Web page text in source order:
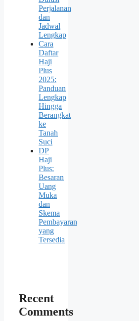
Perjalanan
dan
Jadwal
Lengkap
Cara
Daftar
Haji
Plus
2025:
Panduan
Lengkap
Hingga
Berangkat
ke
Tanah
Suci
DP
Haji
Plus:
Besaran
Uang
Muka
dan
Skema
Pembayaran
yang
Tersedia
Recent
Comments